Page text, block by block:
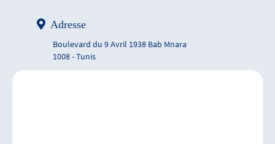
Adresse
Boulevard du 9 Avril 1938 Bab Mnara
1008 - Tunis